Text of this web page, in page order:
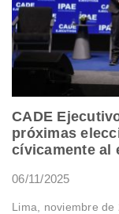
CADE
próximas
cívicamente al
06/11/2025
Lima, noviembre